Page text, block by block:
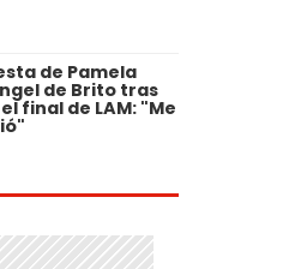
de Pamela
de Brito tras
final de LAM: "Me